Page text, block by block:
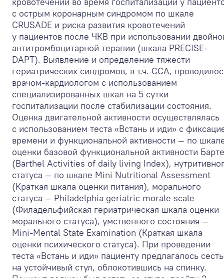
с острым коронарным синдромом по шкале
CRUSADE и риска развития кровотечений
у пациентов после ЧКВ при использовании
антитромбоцитарной терапии (шкала PRECISE-
DAPT). Выявление и определение тяжести
гериатрических синдромов, в т.ч. ССА,
врачом-кардиологом с использованием
специализированных шкал на 5 сутки
госпитализации после стабилизации состояния.
Оценка двигательной активности осуществлялась
с использованием теста «Встань и иди» с
времени и функциональной активности — по
оценки базовой функциональной активности
(Barthel Activities of daily living Index),
статуса — по шкале Mini Nutritional Assessment
(Краткая шкала оценки питания), морального
статуса — Philadelphia geriatric morale scale
(Филадельфийская гериатрическая шкала оценки
морального статуса), умственного состояния —
Mini-Mental State Examination (Краткая шкала
оценки психического статуса). При проведении
теста «Встань и иди» пациенту предлагалось сесть
на устойчивый стул, облокотившись на спинку.